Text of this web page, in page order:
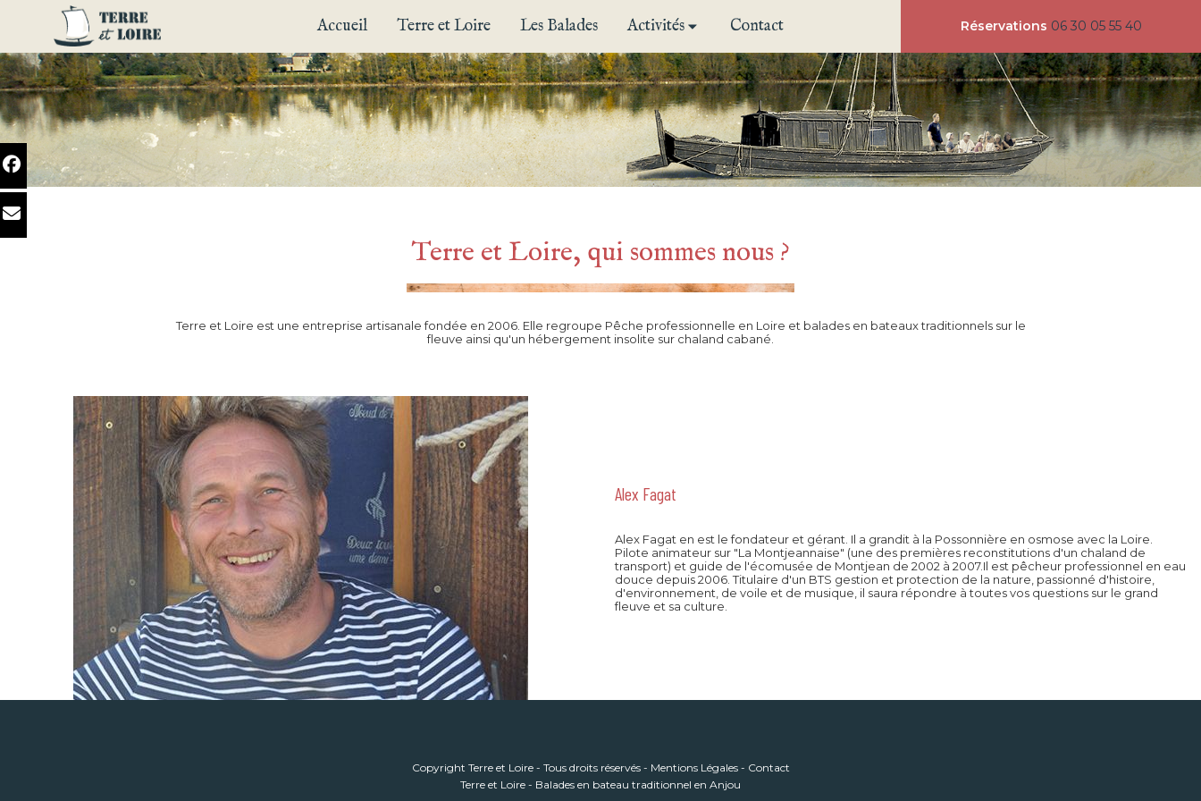
Accueil Terre et Loire Les Balades Activités Contact Réservations 06 30 05 55 40
Terre et Loire, qui sommes nous ?
Terre et Loire est une entreprise artisanale fondée en 2006. Elle regroupe Pêche professionnelle en Loire et balades en bateaux traditionnels sur le
fleuve ainsi qu'un hébergement insolite sur chaland cabané.
Alex Fagat
Alex Fagat en est le fondateur et gérant. Il a grandit à la Possonnière en osmose avec la Loire.
Pilote animateur sur "La Montjeannaise" (une des premières reconstitutions d'un chaland de
transport) et guide de l'écomusée de Montjean de 2002 à 2007.Il est pêcheur professionnel en eau
douce depuis 2006. Titulaire d'un BTS gestion et protection de la nature, passionné d'histoire,
d'environnement, de voile et de musique, il saura répondre à toutes vos questions sur le grand
fleuve et sa culture.
Copyright Terre et Loire - Tous droits réservés - Mentions Légales - Contact
Terre et Loire - Balades en bateau traditionnel en Anjou